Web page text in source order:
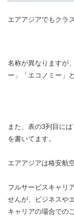
エアアジアでもクラ
名称が異なりますが
ー」「エコノミー」
また、表の3列目に
を書いてます。
エアアジアは格安航
フルサービスキャリ
せんが、ビジネスや
キャリアの場合での